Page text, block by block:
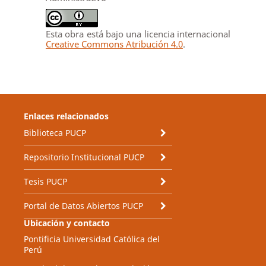
Esta obra está bajo una licencia internacional
Creative Commons Atribución 4.0.
Enlaces relacionados
Biblioteca PUCP
Repositorio Institucional PUCP
Tesis PUCP
Portal de Datos Abiertos PUCP
Ubicación y contacto
Pontificia Universidad Católica del
Perú